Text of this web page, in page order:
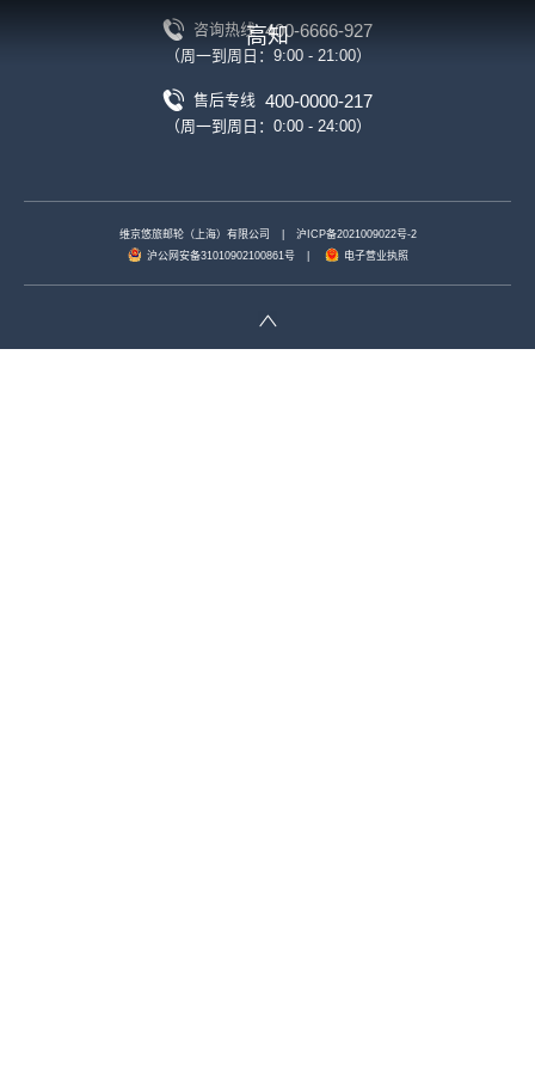
高知
咨询热线 400-6666-927
（周一到周日：9:00 - 21:00）
售后专线 400-0000-217
（周一到周日：0:00 - 24:00）
维京悠旅邮轮（上海）有限公司
沪ICP备2021009022号-2
沪公网安备31010902100861号
电子营业执照